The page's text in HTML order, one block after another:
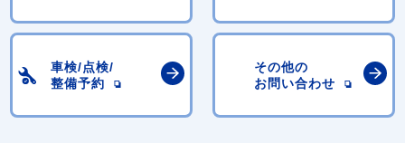
車検/点検/
整備予約
その他の
お問い合わせ